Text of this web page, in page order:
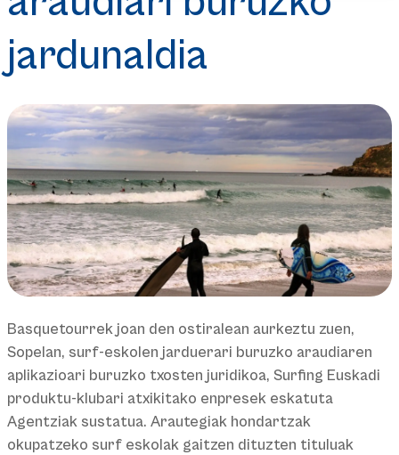
jardunaldia
Basquetourrek joan den ostiralean aurkeztu zuen,
Sopelan, surf-eskolen jarduerari buruzko araudiaren
aplikazioari buruzko txosten juridikoa, Surfing Euskadi
produktu-klubari atxikitako enpresek eskatuta
Agentziak sustatua. Arautegiak hondartzak
okupatzeko surf eskolak gaitzen dituzten tituluak